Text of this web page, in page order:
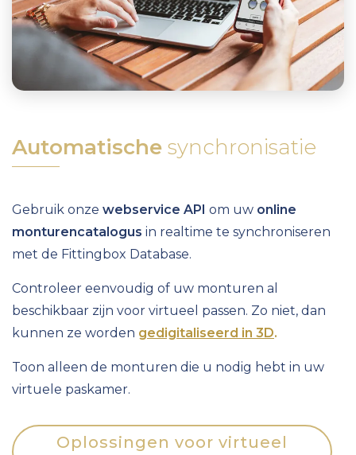
Automatische synchronisatie
Gebruik onze webservice API om uw online
monturencatalogus in realtime te synchroniseren
met de Fittingbox Database.
Controleer eenvoudig of uw monturen al
beschikbaar zijn voor virtueel passen. Zo niet, dan
kunnen ze worden gedigitaliseerd in 3D.
Toon alleen de monturen die u nodig hebt in uw
virtuele paskamer.
Oplossingen voor virtueel